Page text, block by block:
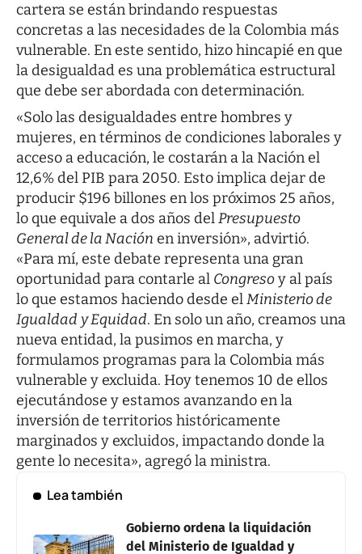
cartera se están brindando respuestas
concretas a las necesidades de la Colombia más
vulnerable. En este sentido, hizo hincapié en que
la desigualdad es una problemática estructural
que debe ser abordada con determinación.
«Solo las desigualdades entre hombres y
mujeres, en términos de condiciones laborales y
acceso a educación, le costarán a la Nación el
12,6% del PIB para 2050. Esto implica dejar de
producir $196 billones en los próximos 25 años,
lo que equivale a dos años delPresupuesto
General de la Nación en inversión», advirtió.
«Para mí, este debate representa una gran
oportunidad para contarle al Congresoy al país
lo que estamos haciendo desde elMinisterio de
Igualdad y Equidad. En solo un año, creamos una
nueva entidad, la pusimos en marcha, y
formulamos programas para la Colombia más
vulnerable y excluida. Hoy tenemos 10 de ellos
ejecutándose y estamos avanzando en la
inversión de territorios históricamente
marginados y excluidos, impactando donde la
gente lo necesita», agregó la ministra.
Lea también
Gobierno ordena la liquidación
del Ministerio de Igualdad y